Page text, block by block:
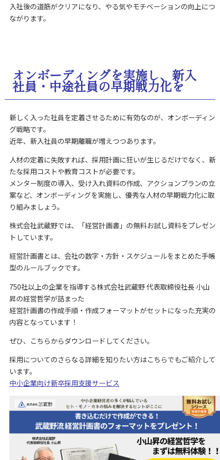
入社後の道筋がクリアになり、やる気やモチベーションの向上につ
ながります。
オンボーディングを実施し、新入
社員・中途社員の早期戦力化を
新しく入った社員を定着させるために有効なのが、オンボーディン
グ戦略です。
近年、新入社員の早期離職が増えつつあります。
人材の定着に失敗すれば、採用計画に狂いが生じるだけでなく、新
たな採用コストや教育コストが必要です。
メンター制度の導入、受け入れ資料の作成、アクションプランの立
案など、オンボーディングを実施し、優秀な人材の早期戦力化に取
り組みましょう。
株式会社武蔵野では、「経営計画書」の無料お試し資料をプレゼン
トしています。
経営計画書とは、会社の数字・方針・スケジュールをまとめた手帳
型のルールブックです。
750社以上の企業を指導する株式会社武蔵野 代表取締役社長 小山
昇の経営哲学が詰まった
経営計画書の作成手順・作成フォーマットがセットになった充実の
内容となっています！
ぜひ、こちらからダウンロードしてください。
採用についてのさらなる詳細を知りたい方はこちらでもご紹介して
います。
中小企業向け新卒採用支援サービス